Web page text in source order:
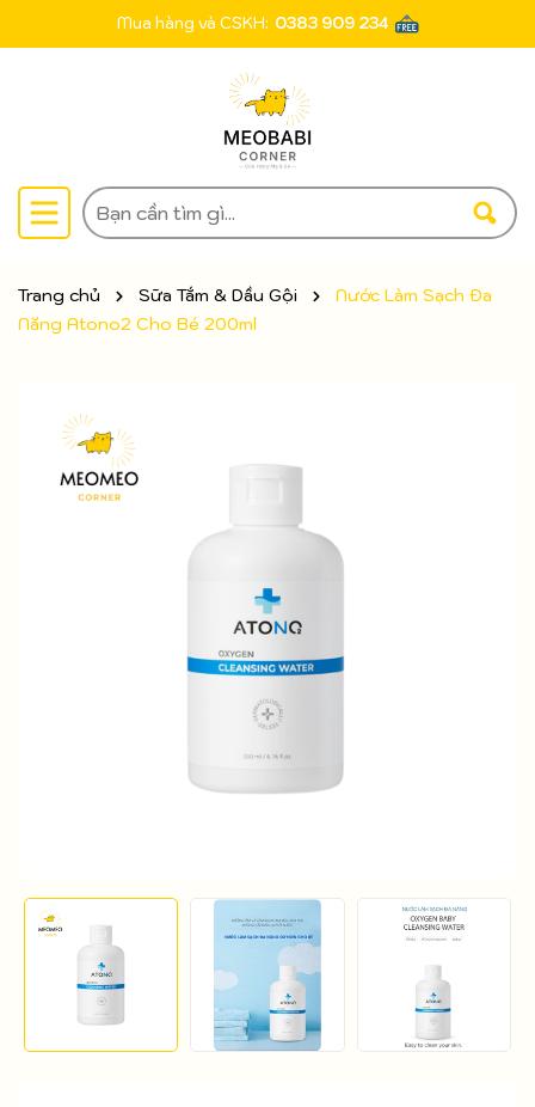
Mua hàng và CSKH: 0383 909 234
Trang chủ Sữa Tắm & Dầu Gội
Nước Làm Sạch Đa
Năng Atono2 Cho Bé 200ml